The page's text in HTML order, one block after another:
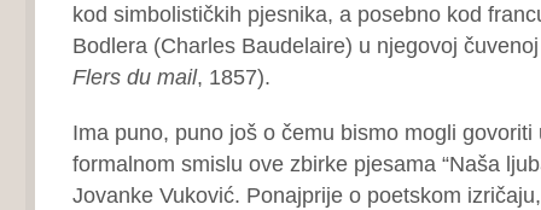
kod simbolističkih pjesnika, a posebno kod
Bodlera (Charles Baudelaire) u njegovoj
Flers du mail, 1857).
Ima puno, puno još o čemu bismo mogli govoriti
formalnom smislu ove zbirke pjesama “Naša
Jovanke Vuković. Ponajprije o poetskom